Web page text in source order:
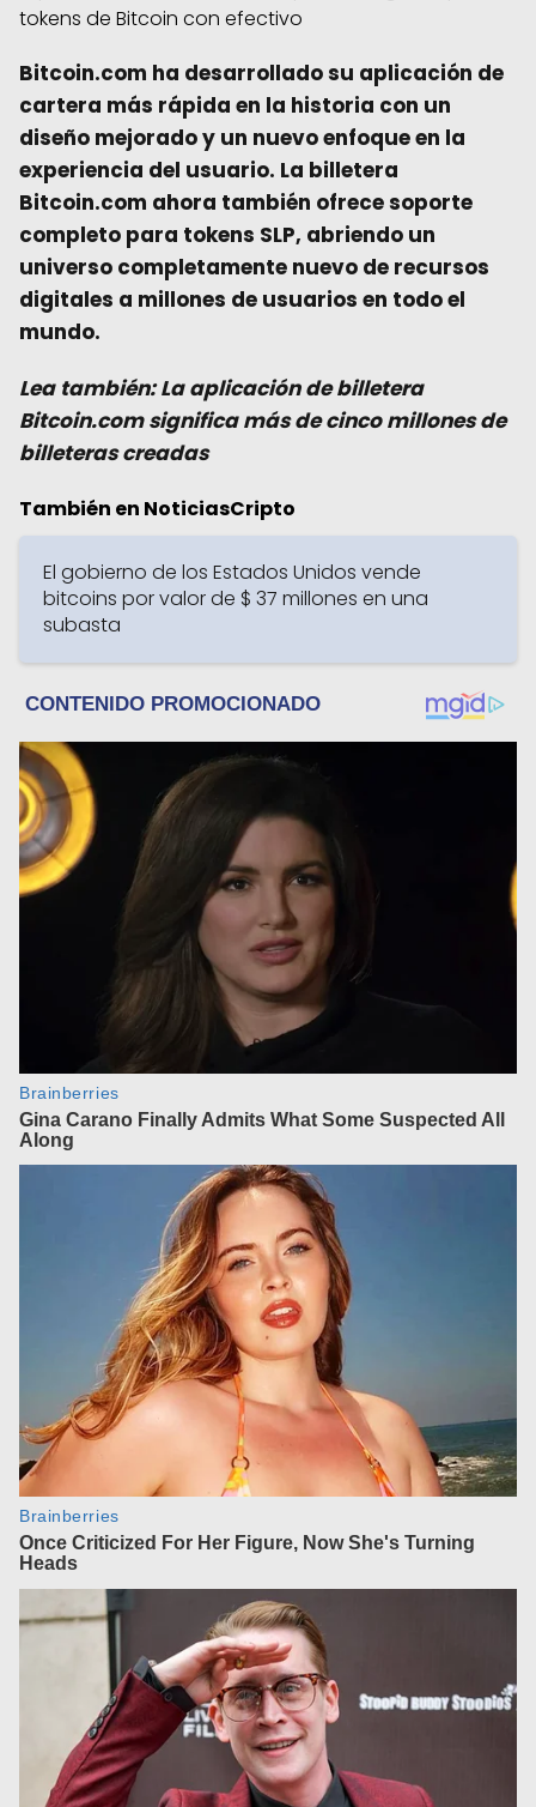
Bitcoin.com ha desarrollado su aplicación de
cartera más rápida en la historia con un
diseño mejorado y un nuevo enfoque en la
experiencia del usuario. La billetera
Bitcoin.com ahora también ofrece soporte
completo para tokens SLP, abriendo un
universo completamente nuevo de recursos
digitales a millones de usuarios en todo el
mundo.
Lea también:La aplicación de billetera
Bitcoin.com significa más de cinco millones de
billeteras creadas
También en NoticiasCripto
El gobierno de los Estados Unidos vende
bitcoins por valor de $ 37 millones en una
subasta